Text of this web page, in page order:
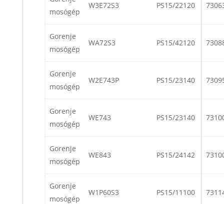
mosógép
W3E72S3 PS15/22120
Gorenje
mosógép
WA72S3 PS15/42120
Gorenje
mosógép
W2E743P PS15/23140
Gorenje
mosógép
WE743 PS15/23140
Gorenje
mosógép
WE843 PS15/24142
Gorenje
mosógép
W1P60S3 PS15/11100